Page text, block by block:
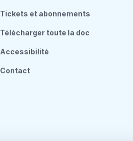
Tickets et abonnements
Télécharger toute la doc
Accessibilité
Contact